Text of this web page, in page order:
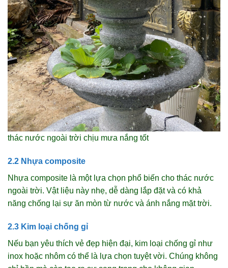
thác nước ngoài trời chịu mưa nắng tốt
2.2 Nhựa composite
Nhựa composite là một lựa chọn phổ biến cho thác nước
ngoài trời. Vật liệu này nhẹ, dễ dàng lắp đặt và có khả
năng chống lại sự ăn mòn từ nước và ánh nắng mặt trời.
2.3 Kim loại chống gỉ
Nếu bạn yêu thích vẻ đẹp hiện đại, kim loại chống gỉ như
inox hoặc nhôm có thể là lựa chọn tuyệt vời. Chúng không